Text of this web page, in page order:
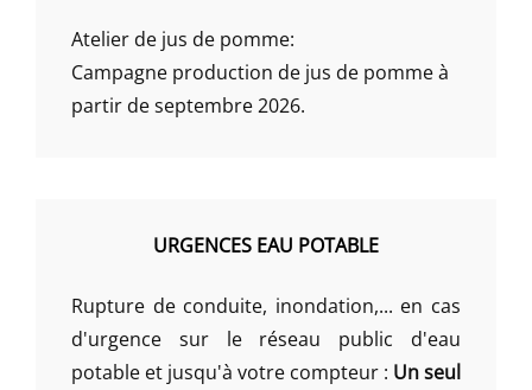
Atelier de jus de pomme:
Campagne production de jus de pomme à
partir de septembre 2026.
URGENCES EAU POTABLE
Rupture de conduite, inondation,... en cas
d'urgence sur le réseau public d'eau
potable et jusqu'à votre compteur : Un seul